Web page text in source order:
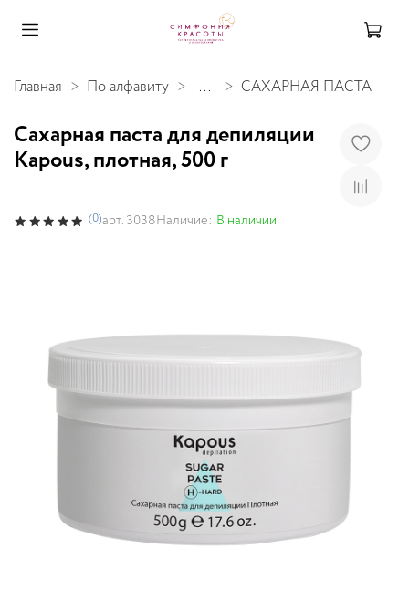
Главная По алфавиту ... САХАРНАЯ ПАСТА
Сахарная паста для депиляции
Kapous, плотная, 500 г
(0)арт.3038Наличие: В наличии